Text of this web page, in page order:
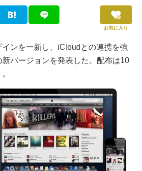
お気に入り
ンを一新し、iCloudとの連携を強
バージョンを発表した。配布は10